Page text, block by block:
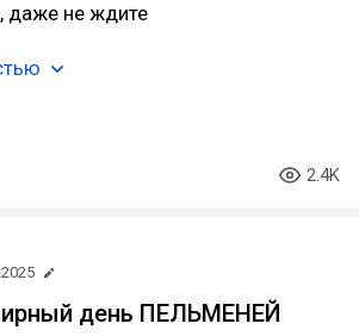
даже не ждите
2.4K
день ПЕЛЬМЕНЕЙ